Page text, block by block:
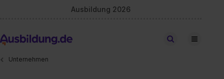
Ausbildung 2026
Stellen finden
Unternehmen